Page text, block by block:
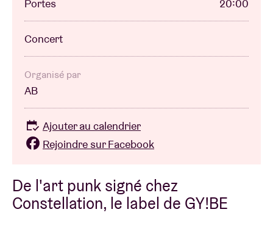
Chèque-concert
À propos de l'AB
Contact
De l'art punk signé chez
Constellation, le label de GY!BE
Portes
20:00
Concert
Organisé par
AB
Ajouter au calendrier
Rejoindre sur Facebook